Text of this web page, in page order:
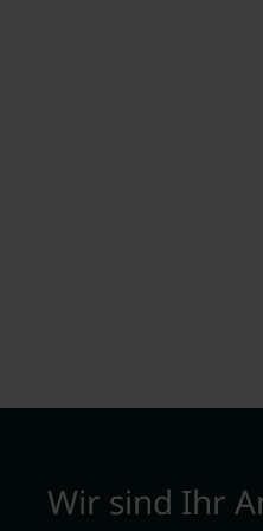
Wir sind Ihr